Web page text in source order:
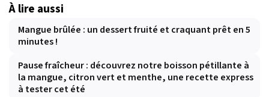
À lire aussi
Mangue brûlée : un dessert fruité et craquant prêt en 5
minutes !
Pause fraîcheur : découvrez notre boisson pétillante à
la mangue, citron vert et menthe, une recette express
à tester cet été